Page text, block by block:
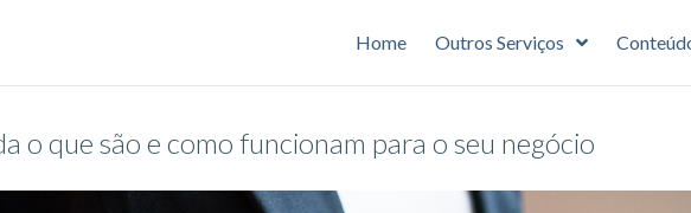
Home Outros Serviços
o que são e como funcionam para o seu negócio